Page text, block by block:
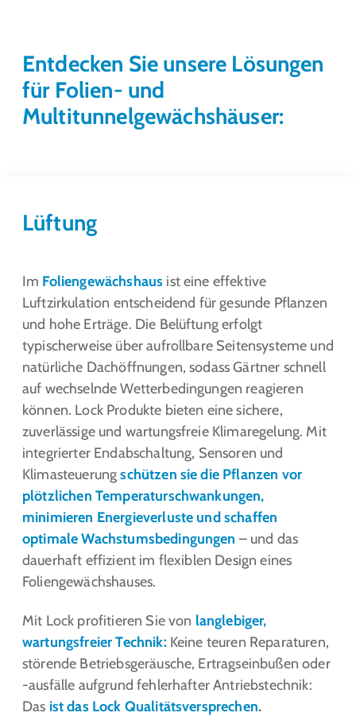
Entdecken Sie unsere Lösungen
für Folien- und
Multitunnelgewächshäuser:
Lüftung
Im Foliengewächshaus ist eine effektive
Luftzirkulation entscheidend für gesunde Pflanzen
und hohe Erträge. Die Belüftung erfolgt
typischerweise über aufrollbare Seitensysteme und
natürliche Dachöffnungen, sodass Gärtner schnell
auf wechselnde Wetterbedingungen reagieren
können. Lock Produkte bieten eine sichere,
zuverlässige und wartungsfreie Klimaregelung. Mit
integrierter Endabschaltung, Sensoren und
Klimasteuerungschützen sie die Pflanzen vor
plötzlichen Temperaturschwankungen,
minimieren Energieverluste und schaffen
optimale Wachstumsbedingungen – und das
dauerhaft effizient im flexiblen Design eines
Foliengewächshauses.
Mit Lock profitieren Sie von langlebiger,
wartungsfreier Technik:Keine teuren Reparaturen,
störende Betriebsgeräusche, Ertragseinbußen oder
-ausfälle aufgrund fehlerhafter Antriebstechnik:
Das ist das Lock Qualitätsversprechen.